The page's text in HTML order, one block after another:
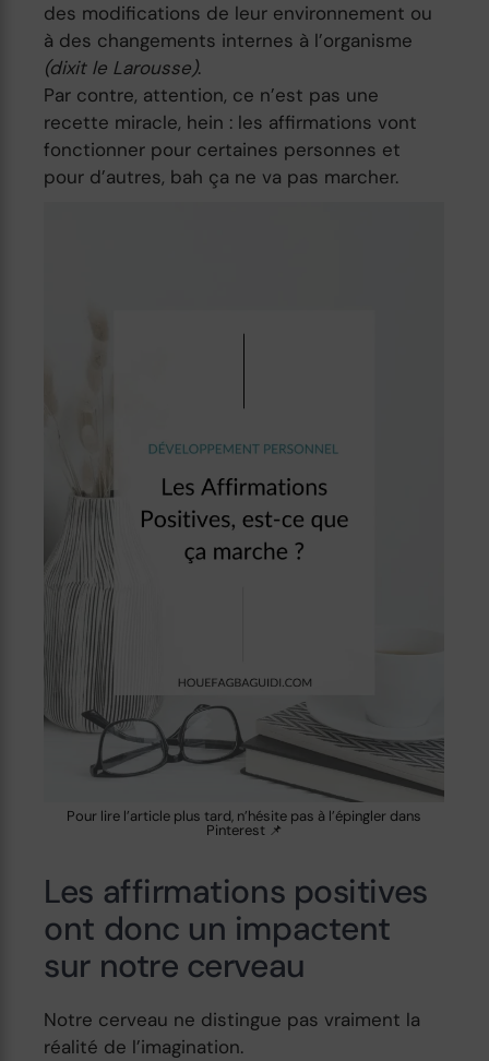
des modifications de leur environnement ou
à des changements internes à l’organisme
(dixit le Larousse).
Par contre, attention, ce n’est pas une
recette miracle, hein : les affirmations vont
fonctionner pour certaines personnes et
pour d’autres, bah ça ne va pas marcher.
Pour lire l’article plus tard, n’hésite pas à l’épingler dans
Pinterest 📌
Les affirmations positives
ont donc un impactent
sur notre cerveau
Notre cerveau ne distingue pas vraiment la
réalité de l’imagination.